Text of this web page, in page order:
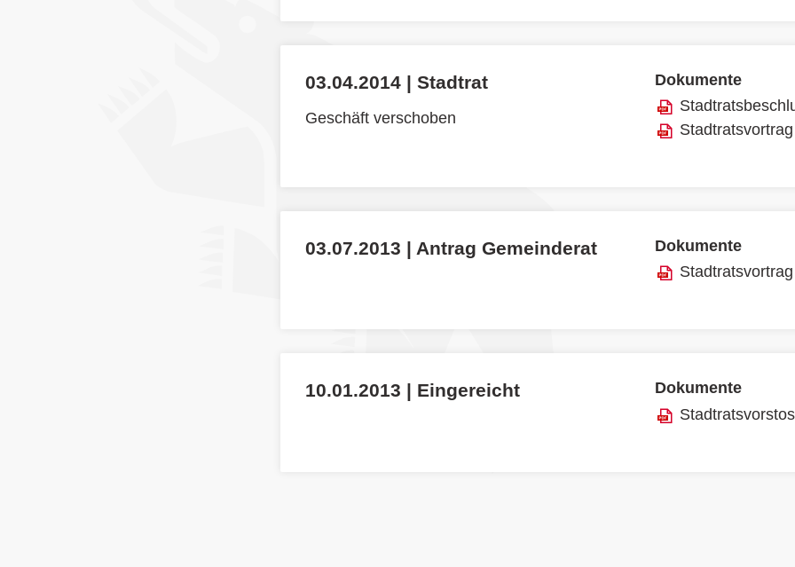
03.04.2014 | Stadtrat
Geschäft verschoben
Dokumente
Stadtratsvortrag
03.07.2013 | Antrag Gemeinderat
Dokumente
Stadtratsvortrag
10.01.2013 | Eingereicht
Dokumente